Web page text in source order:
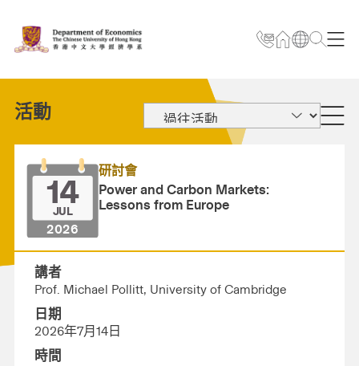
活動
14
JUL
2026
研討會
Power and Carbon Markets:
Lessons from Europe
講者
Prof. Michael Pollitt, University of Cambridge
日期
2026年7月14日
時間